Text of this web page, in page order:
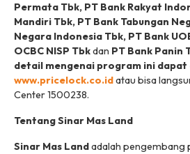
Permata Tbk, PT Bank Rakyat
Mandiri Tbk, PT Bank Tabungan
Negara Indonesia Tbk, PT Bank
OCBC NISP Tbkdan PT Bank Panin
detail mengenai program ini dapat
www.pricelock.co.idatau bisa
Center 1500238.
Tentang Sinar Mas Land
Sinar Mas Landadalah pengembang